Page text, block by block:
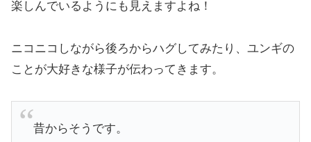
楽しんでいるようにも見えますよね！
ニコニコしながら後ろからハグしてみたり、ユンギの
ことが大好きな様子が伝わってきます。
昔からそうです。